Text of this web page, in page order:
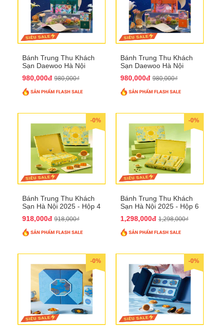
Bánh Trung Thu Khách
Sạn Daewoo Hà Nội
QTTT30
980,000đ 980,000₫
Bánh Trung Thu Khách
Sạn Daewoo Hà Nội
QTTT31
980,000đ 980,000₫
-0%
Bánh Trung Thu Khách
Sạn Hà Nội 2025 - Hộp 4
918,000đ 918,000₫
-0%
Bánh Trung Thu Khách
Sạn Hà Nội 2025 - Hộp 6
1,298,000đ 1,298,000₫
-0% -0%